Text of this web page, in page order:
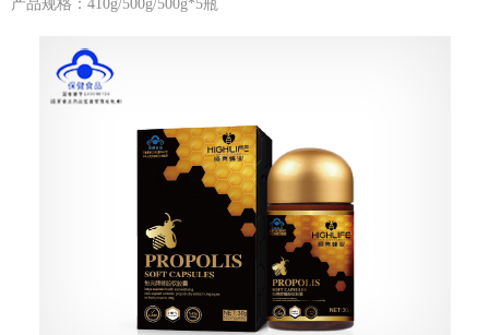
产品规格：410g/500g/500g*5瓶